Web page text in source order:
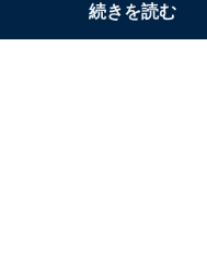
続きを読む